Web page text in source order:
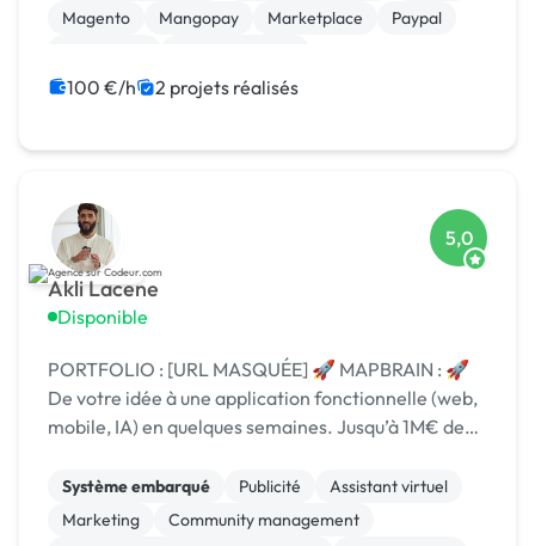
Magento
Mangopay Marketplace
Paypal
Admin système, sécurité
100 €/h 2 projets réalisés
Akli Lacene
Disponible
5,0
PORTFOLIO : [URL MASQUÉE] 🚀 MAPBRAIN : 🚀
De votre idée à une application fonctionnelle (web,
mobile, IA) en quelques semaines. Jusqu’à 1M€ de
Système embarqué Publicité
Assistant virtuel
Marketing
Community management